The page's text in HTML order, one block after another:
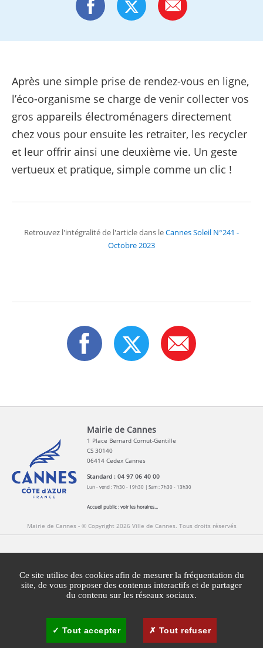
Après une simple prise de rendez-vous en ligne,
l’éco-organisme se charge de venir collecter vos
gros appareils électroménagers directement
chez vous pour ensuite les retraiter, les recycler
et leur offrir ainsi une deuxième vie. Un geste
vertueux et pratique, simple comme un clic !
Retrouvez l'intégralité de l'article dans leCannes Soleil N°241 -
Octobre 2023
Mairie de Cannes
1 Place Bernard Cornut-Gentille
CS 30140
06414 Cedex Cannes
Standard : 04 97 06 40 00
Lun - vend : 7h30 - 19h30 | Sam : 7h30 - 13h30
Accueil public :voir les horaires...
Mairie de Cannes - © Copyright 2026 Ville de Cannes. Tous droits réservés
Mentions légales Agglomération Cannes Lérins
Plan du site Gestion des cookies
Ce site utilise des cookies afin de mesurer la fréquentation du
site, de vous proposer des contenus interactifs et de partager
du contenu sur les réseaux sociaux.
Tout accepter Tout refuser